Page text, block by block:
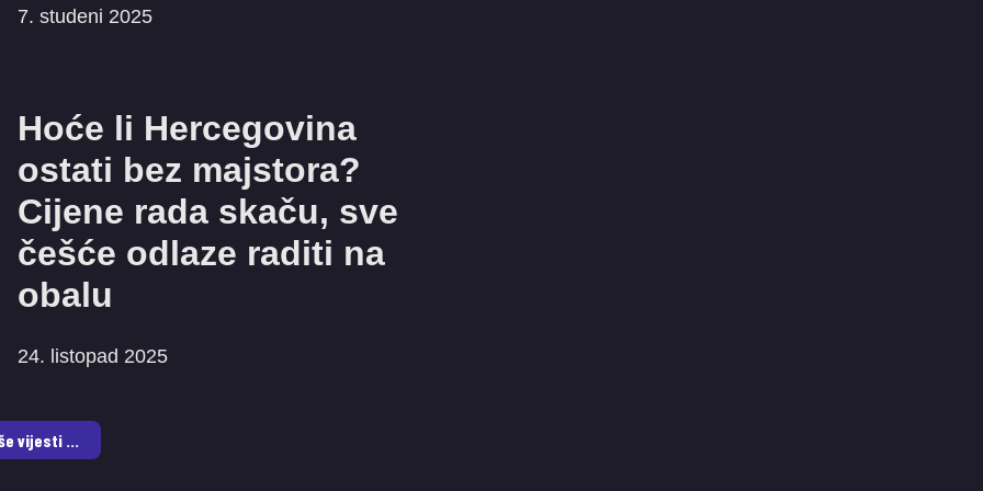
7. studeni 2025
Hoće li Hercegovina
ostati bez majstora?
Cijene rada skaču, sve
češće odlaze raditi na
obalu
24. listopad 2025
vijesti ...